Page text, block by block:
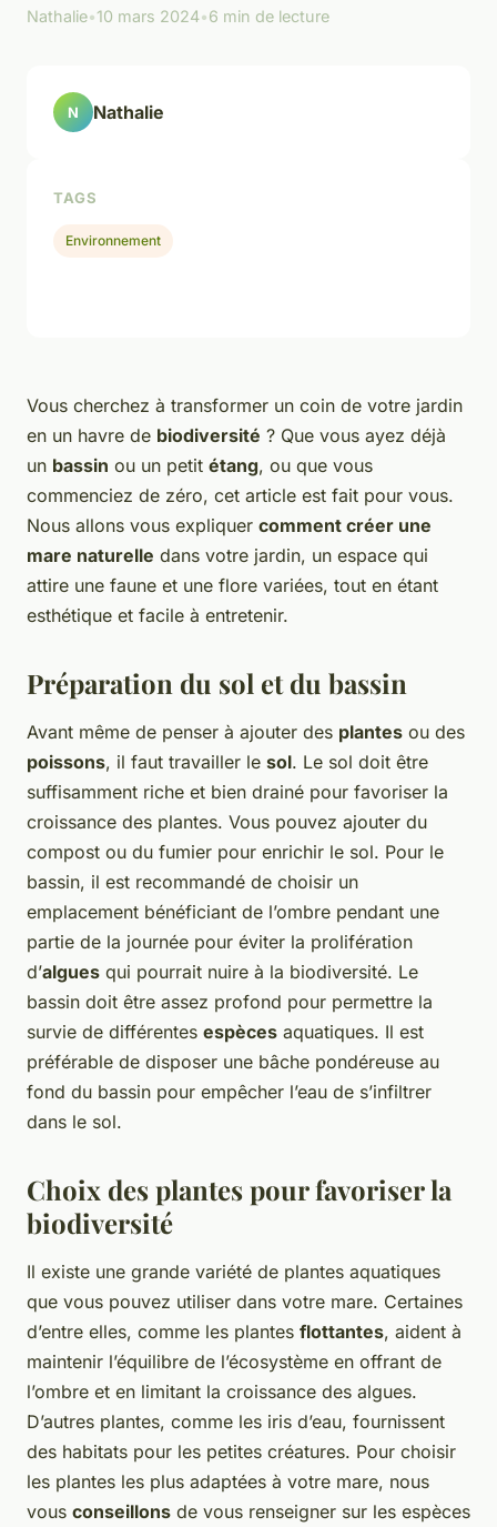
Nathalie•10 mars 2024•6 min de lecture
Vous cherchez à transformer un coin de votre jardin
en un havre de biodiversité ? Que vous ayez déjà
un bassin ou un petit étang, ou que vous
commenciez de zéro, cet article est fait pour vous.
Nous allons vous expliquer comment créer une
mare naturelle dans votre jardin, un espace qui
attire une faune et une flore variées, tout en étant
esthétique et facile à entretenir.
Préparation du sol et du bassin
Avant même de penser à ajouter des plantes ou des
poissons, il faut travailler le sol. Le sol doit être
suffisamment riche et bien drainé pour favoriser la
croissance des plantes. Vous pouvez ajouter du
compost ou du fumier pour enrichir le sol. Pour le
bassin, il est recommandé de choisir un
emplacement bénéficiant de l’ombre pendant une
partie de la journée pour éviter la prolifération
d’algues qui pourrait nuire à la biodiversité. Le
bassin doit être assez profond pour permettre la
survie de différentes espèces aquatiques. Il est
préférable de disposer une bâche pondéreuse au
fond du bassin pour empêcher l’eau de s’infiltrer
dans le sol.
Choix des plantes pour favoriser la
biodiversité
Il existe une grande variété de plantes aquatiques
que vous pouvez utiliser dans votre mare. Certaines
d’entre elles, comme les plantes flottantes, aident à
maintenir l’équilibre de l’écosystème en offrant de
l’ombre et en limitant la croissance des algues.
D’autres plantes, comme les iris d’eau, fournissent
des habitats pour les petites créatures. Pour choisir
les plantes les plus adaptées à votre mare, nous
vous conseillons de vous renseigner sur les espèces
N Nathalie
TAGS
Environnement